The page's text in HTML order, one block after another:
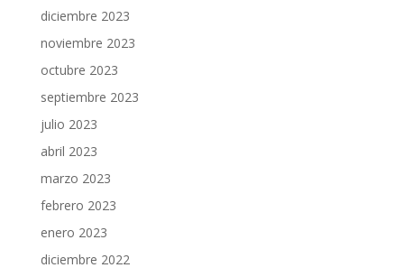
diciembre 2023
noviembre 2023
octubre 2023
septiembre 2023
julio 2023
abril 2023
marzo 2023
febrero 2023
enero 2023
diciembre 2022